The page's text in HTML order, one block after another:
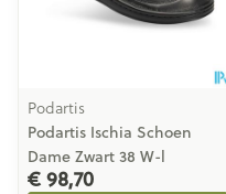
Podartis
Podartis Ischia Schoen
Dame Zwart 38 W-l
€ 98,70